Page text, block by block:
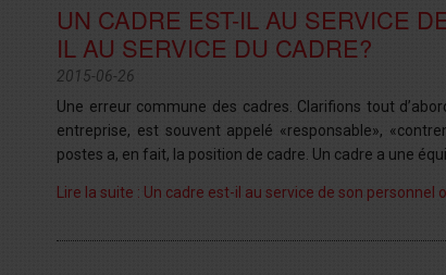
UN CADRE EST-IL AU SERVICE
IL AU SERVICE DU CADRE?
2015-06-26
Une erreur commune des cadres. Clarifions tout
entreprise, est souvent appelé «responsable»,
postes a, en fait, la position de cadre. Un cadre a une
Lire la suite : Un cadre est-il au service de son personnel